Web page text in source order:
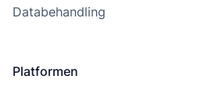
Databehandling
Platformen